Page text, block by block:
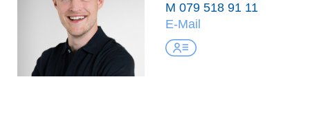
M 079 518 91 11
E-Mail